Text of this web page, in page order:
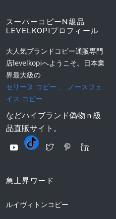
スーパーコピーN級品
LEVELKOPIプロフィール
大人気ブランドコピー通販専門
店levelkopiへようこそ。日本業
界最大級の
セリーヌ コピー
ノースフェ
イス コピー
などハイブランド偽物ｎ級
品直販サイト。
急上昇ワード
ルイヴィトンコピー